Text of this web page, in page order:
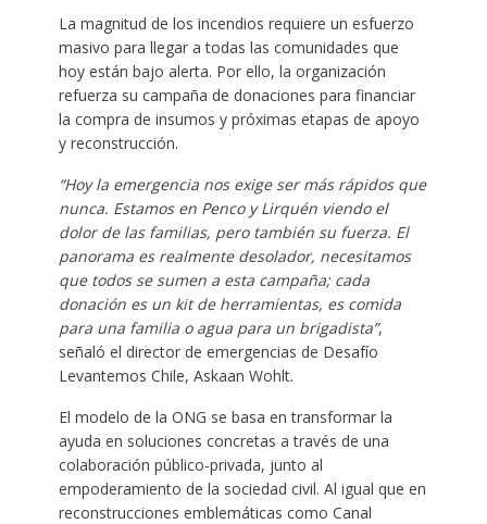
La magnitud de los incendios requiere un esfuerzo
masivo para llegar a todas las comunidades que
hoy están bajo alerta. Por ello, la organización
refuerza su campaña de donaciones para financiar
la compra de insumos y próximas etapas de apoyo
y reconstrucción.
“Hoy la emergencia nos exige ser más rápidos que
nunca. Estamos en Penco y Lirquén viendo el
dolor de las familias, pero también su fuerza. El
panorama es realmente desolador, necesitamos
que todos se sumen a esta campaña; cada
donación es un kit de herramientas, es comida
para una familia o agua para un brigadista”,
señaló el director de emergencias de Desafío
Levantemos Chile, Askaan Wohlt.
El modelo de la ONG se basa en transformar la
ayuda en soluciones concretas a través de una
colaboración público-privada, junto al
empoderamiento de la sociedad civil. Al igual que en
reconstrucciones emblemáticas como Canal